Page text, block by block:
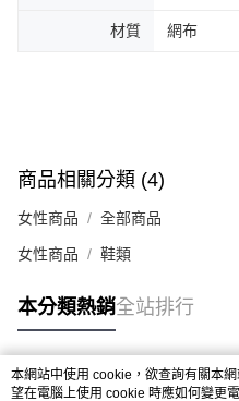
材質 網布
商品相關分類 (4)
女性商品 全部商品
女性商品 鞋類
本分類熱銷全站排行
熱門標籤
本網站中使用 cookie，欲查詢有關本
望在電腦上使用 cookie 時應如何變更